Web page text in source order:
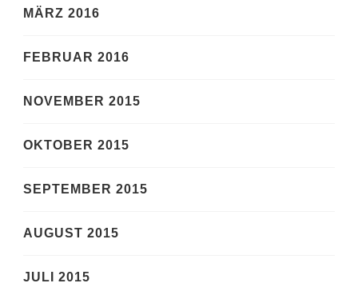
MÄRZ 2016
FEBRUAR 2016
NOVEMBER 2015
OKTOBER 2015
SEPTEMBER 2015
AUGUST 2015
JULI 2015